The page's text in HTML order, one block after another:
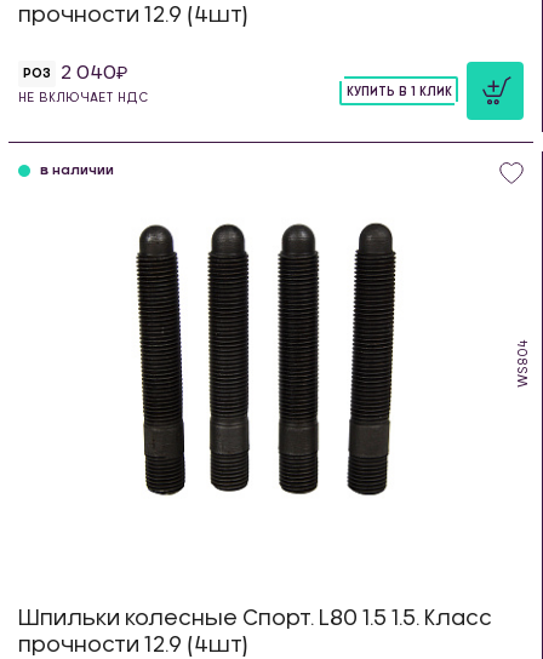
прочности 12.9 (4шт)
РОЗ 2 040
НЕ ВКЛЮЧАЕТ НДС
КУПИТЬ В 1 КЛИК
WS804
в наличии
Шпильки колесные Спорт. L80 1.5 1.5. Класс
прочности 12.9 (4шт)